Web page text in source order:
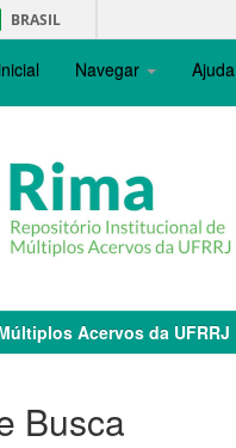
BRASIL
Navegar Ajuda
Acervos da UFRRJ
Busca